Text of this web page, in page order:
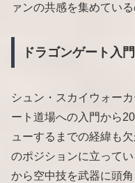
ァンの共感を集めてい
ドラゴンゲート入
シュン・スカイウォー
ート道場への入門から
ューするまでの経緯も
のポジションに立って
から空中技を武器に頭